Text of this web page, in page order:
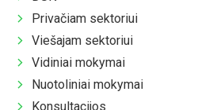
Privačiam sektoriui
Viešajam sektoriui
Vidiniai mokymai
Nuotoliniai mokymai
Konsultacijos